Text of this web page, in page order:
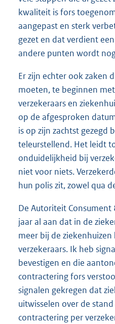
kwaliteit is fors
aangepast en sterk
gezet en dat verdient
andere punten wordt
Er zijn echter ook zaken
moeten, te beginnen
verzekeraars en
op de afgesproken
is op zijn zachtst gezegd
teleurstellend. Het leidt
onduidelijkheid bij
niet voor niets.
hun polis zit, zowel qua
De Autoriteit Consument
jaar al aan dat in de
meer bij de
verzekeraars. Ik heb
bevestigen en die
contractering fors
signalen gekregen dat
uitwisselen over de
contractering per